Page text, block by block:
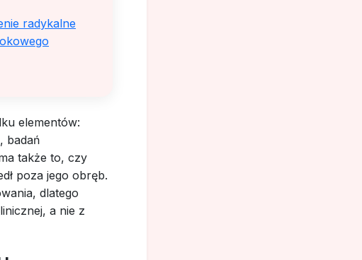
radykalne
elementów:
badań
także to, czy
poza jego obręb.
dlatego
a nie z